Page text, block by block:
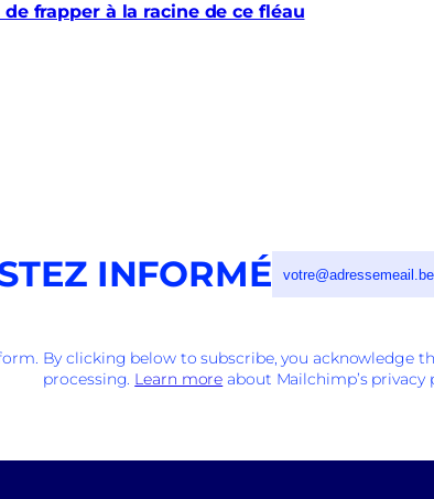
frapper à la racine de ce fléau
INFORMÉ
By clicking below to subscribe, you acknowledge
processing. Learn more about Mailchimp’s privacy